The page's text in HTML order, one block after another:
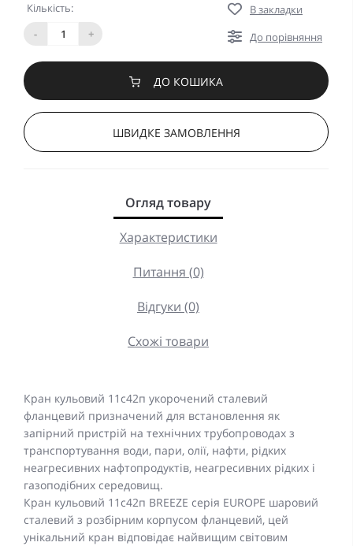
Кількість:
-
+
В закладки
До порівняння
ДО КОШИКА
ШВИДКЕ ЗАМОВЛЕННЯ
Огляд товару
Характеристики
Питання (0)
Відгуки (0)
Схожі товари
Кран кульовий 11c42п укорочений сталевий
фланцевий призначений для встановлення як
запірний пристрій на технічних трубопроводах з
транспортування води, пари, олії, нафти, рідких
неагресивних нафтопродуктів, неагресивних рідких і
газоподібних середовищ.
Кран кульовий 11с42п BREEZE серія EUROPE шаровий
сталевий з розбірним корпусом фланцевий, цей
унікальний кран відповідає найвищим світовим